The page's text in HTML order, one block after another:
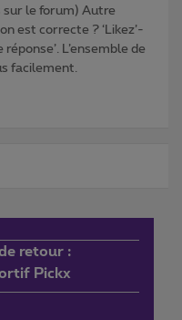
le forum) Autre
est correcte ? ‘Likez’-
L’ensemble de
facilement.
retour :
Pickx